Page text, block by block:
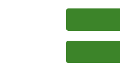
e convincere il suo